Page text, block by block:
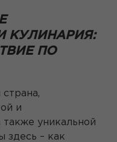
КУЛИНАРИЯ:
ПО
страна,
и
уникальной
здесь – как